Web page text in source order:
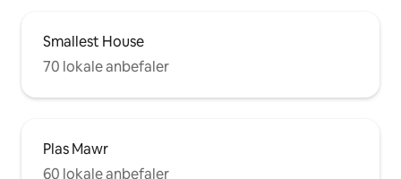
Smallest House
70 lokale anbefaler
Plas Mawr
60 lokale anbefaler